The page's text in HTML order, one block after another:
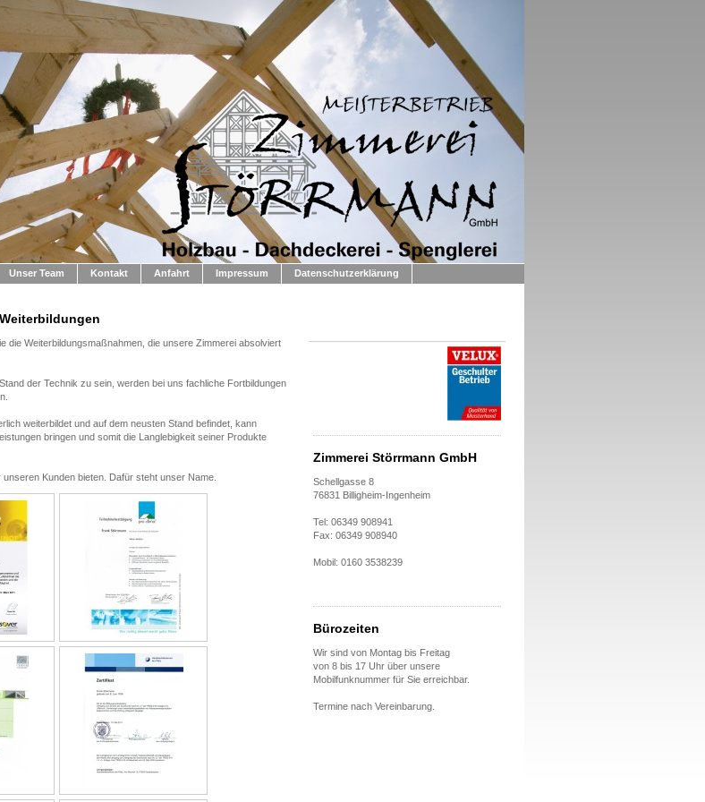
Unser Team Kontakt Anfahrt Impressum Datenschutzerklärung
die Weiterbildungsmaßnahmen, die unsere Zimmerei absolviert
der Technik zu sein, werden bei uns fachliche Fortbildungen
weiterbildet und auf dem neusten Stand befindet, kann
bringen und somit die Langlebigkeit seiner Produkte
Kunden bieten. Dafür steht unser Name.
Zimmerei Störrmann GmbH
Schellgasse 8
76831 Billigheim-Ingenheim
Tel: 06349 908941
Fax: 06349 908940
Mobil: 0160 3538239
Bürozeiten
Wir sind von Montag bis Freitag
von 8 bis 17 Uhr über unsere
Mobilfunknummer für Sie erreichbar.
Termine nach Vereinbarung.